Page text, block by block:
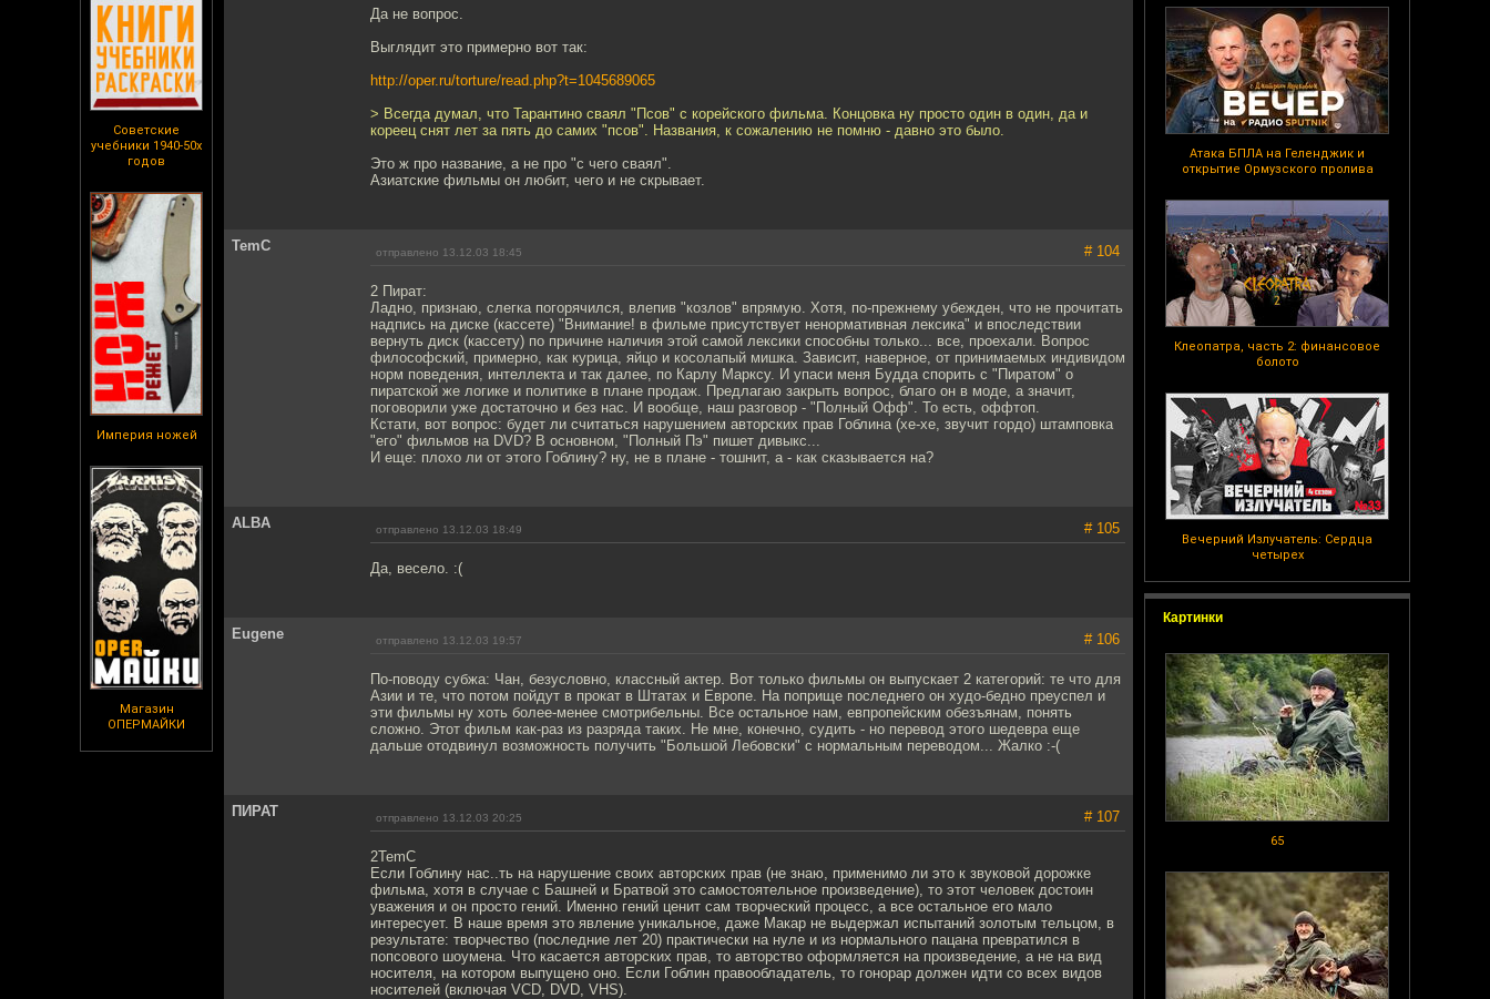
Советские
учебники 1940-50х
годов
Империя ножей
Магазин
ОПЕРМАЙКИ
Атака БПЛА на Геленджик и
открытие Ормузского пролива
Клеопатра, часть 2: финансовое
болото
Вечерний Излучатель: Сердца
четырех
Картинки
65
Да не вопрос.
Выглядит это примерно вот так:
http://oper.ru/torture/read.php?t=1045689065
> Всегда думал, что Тарантино сваял "Псов" с корейского фильма. Концовка ну просто один в один, да и
кореец снят лет за пять до самих "псов". Названия, к сожалению не помню - давно это было.
Это ж про название, а не про "с чего сваял".
Азиатские фильмы он любит, чего и не скрывает.
TemC отправлено 13.12.03 18:45 # 104
2 Пират:
Ладно, признаю, слегка погорячился, влепив "козлов" впрямую. Хотя, по-прежнему убежден, что не прочитать
надпись на диске (кассете) "Внимание! в фильме присутствует ненормативная лексика" и впоследствии
вернуть диск (кассету) по причине наличия этой самой лексики способны только... все, проехали. Вопрос
философский, примерно, как курица, яйцо и косолапый мишка. Зависит, наверное, от принимаемых индивидом
норм поведения, интеллекта и так далее, по Карлу Марксу. И упаси меня Будда спорить с "Пиратом" о
пиратской же логике и политике в плане продаж. Предлагаю закрыть вопрос, благо он в моде, а значит,
поговорили уже достаточно и без нас. И вообще, наш разговор - "Полный Офф". То есть, оффтоп.
Кстати, вот вопрос: будет ли считаться нарушением авторских прав Гоблина (хе-хе, звучит гордо) штамповка
"его" фильмов на DVD? В основном, "Полный Пэ" пишет дивыкс...
И еще: плохо ли от этого Гоблину? ну, не в плане - тошнит, а - как сказывается на?
ALBA отправлено 13.12.03 18:49 # 105
Да, весело. :(
Eugene отправлено 13.12.03 19:57 # 106
По-поводу субжа: Чан, безусловно, классный актер. Вот только фильмы он выпускает 2 категорий: те что для
Азии и те, что потом пойдут в прокат в Штатах и Европе. На поприще последнего он худо-бедно преуспел и
эти фильмы ну хоть более-менее смотрибельны. Все остальное нам, евпропейским обезъянам, понять
сложно. Этот фильм как-раз из разряда таких. Не мне, конечно, судить - но перевод этого шедевра еще
дальше отодвинул возможность получить "Большой Лебовски" с нормальным переводом... Жалко :-(
ПИРАТ отправлено 13.12.03 20:25 # 107
2TemC
Если Гоблину нас..ть на нарушение своих авторских прав (не знаю, применимо ли это к звуковой дорожке
фильма, хотя в случае с Башней и Братвой это самостоятельное произведение), то этот человек достоин
уважения и он просто гений. Именно гений ценит сам творческий процесс, а все остальное его мало
интересует. В наше время это явление уникальное, даже Макар не выдержал испытаний золотым тельцом, в
результате: творчество (последние лет 20) практически на нуле и из нормального пацана превратился в
попсового шоумена. Что касается авторских прав, то авторство оформляется на произведение, а не на вид
носителя, на котором выпущено оно. Если Гоблин правообладатель, то гонорар должен идти со всех видов
носителей (включая VCD, DVD, VHS).